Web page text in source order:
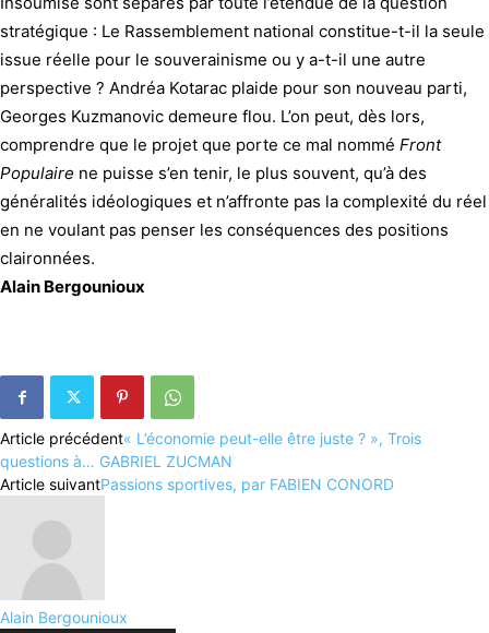
stratégique : Le Rassemblement national constitue-t-il la seule
issue réelle pour le souverainisme ou y a-t-il une autre
perspective ? Andréa Kotarac plaide pour son nouveau parti,
Georges Kuzmanovic demeure flou. L’on peut, dès lors,
comprendre que le projet que porte ce mal nommé Front
Populaire ne puisse s’en tenir, le plus souvent, qu’à des
généralités idéologiques et n’affronte pas la complexité du réel
en ne voulant pas penser les conséquences des positions
claironnées.
Alain Bergounioux
Article précédent« L’économie peut-elle être juste ? », Trois
questions à… GABRIEL ZUCMAN
Article suivantPassions sportives, par FABIEN CONORD
Alain Bergounioux